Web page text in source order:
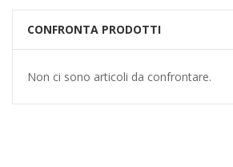
CONFRONTA PRODOTTI
Non ci sono articoli da confrontare.